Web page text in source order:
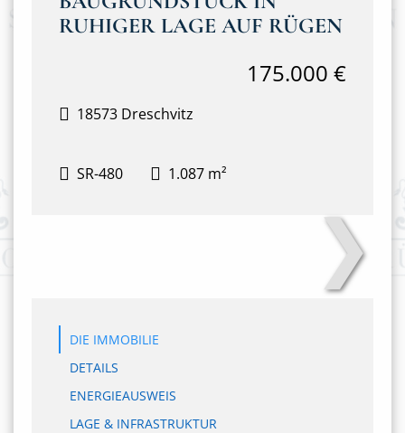
RUHIGER LAGE AUF RÜGEN
18573 Dreschvitz
175.000 €
SR-480 1.087 m²
❯
DIE IMMOBILIE
DETAILS
ENERGIEAUSWEIS
LAGE & INFRASTRUKTUR